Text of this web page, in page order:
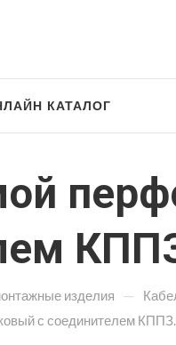
КАТАЛОГ
изделия —
с соединителем